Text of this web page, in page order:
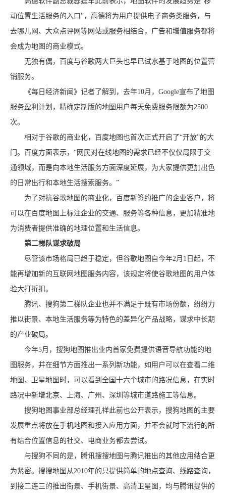
动位置生活服务的入口”，高德将为用户提供电子商务类服务，与
去哪儿网、大众点评网等网站或服务相结合，广告和增值服务都将
会成为地图的商业模式。
无独有偶，百度与谷歌两大巨头也早已试水基于地图的位置营
销服务。
《每日经济新闻》记者了解到，去年10月，Google宣布了地图
服务盈利计划，精确定制版的地图用户每天免费服务限额为2500
次。
相对于谷歌的商业化，百度地图也首次正式开启了“开放”的大
门。百度方面表示，“网民对在线地图的需求已经不仅仅局限于交
通领域，而是向本地生活服务方面深度延展，为大家提供更加出色
的日常出行和本地生活搜索服务。”
为了对抗谷歌地图的商业化，百度新签约推广的企业客户，将
可以在百度地图上标注企业的交通、服务等各种信息，更加精准地
为消费者提供准确的地理位置和生活信息。
第二梯队谋求破局
尽管该市场格局已趋于稳定，但谷歌地图自今年2月1日起，不
能再增加新的互联网地图服务内容，该规定将使谷歌地图的用户体
验大打折扣。
腾讯、搜狗第二梯队企业也并不满足于既有市场份额，纷纷力
推以街景、本地生活服务等为特色的差异化产品战略，谋求中长期
的产业破局。
今年5月，搜狗地图推出业内首家免费提供语音导航功能的地
图服务，并在细节方面推出一系列新功能，如用户可以在查看二维
地图、卫星地图时，可以看到全国十六个城市的路况信息，在实时
路况中新增北京、上海、广州、深圳等城市道路施工等信息。
搜狗地图事业部总经理孔祥此前也公开表示，搜狗地图的主要
发展重点将放在手机地图和接入应用方面，并不会就时下流行的所
有结合位置信息的社交、电商业务都去尝试。
与搜狗不同的是，腾讯搜搜地图与腾讯推出的其他应用结合更
为紧密。搜搜地图从2010年的只提供简单的地点查询、线路查询，
到接二连三的推出街景、手机街景、高清卫星图，均与腾讯提供的